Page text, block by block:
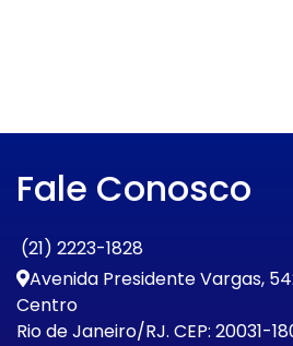
Fale Conosco
(21) 2223-1828
Avenida Presidente Vargas,
Centro
Rio de Janeiro/RJ. CEP: 20031-